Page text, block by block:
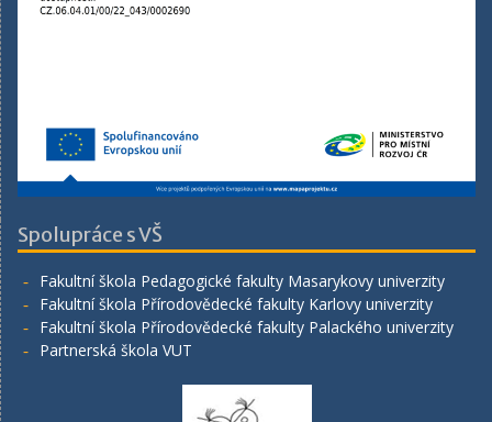
Spolupráce s VŠ
Fakultní škola Pedagogické fakulty Masarykovy univerzity
Fakultní škola Přírodovědecké fakulty Karlovy univerzity
Fakultní škola Přírodovědecké fakulty Palackého univerzity
Partnerská škola VUT